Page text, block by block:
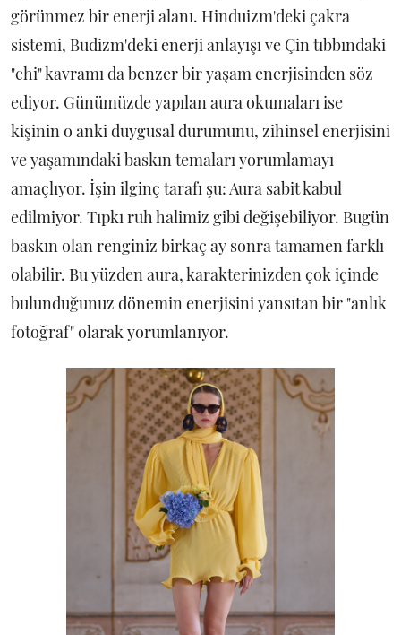
görünmez bir enerji alanı. Hinduizm'deki çakra
sistemi, Budizm'deki enerji anlayışı ve Çin tıbbındaki
"chi" kavramı da benzer bir yaşam enerjisinden söz
ediyor. Günümüzde yapılan aura okumaları ise
kişinin o anki duygusal durumunu, zihinsel enerjisini
ve yaşamındaki baskın temaları yorumlamayı
amaçlıyor. İşin ilginç tarafı şu: Aura sabit kabul
edilmiyor. Tıpkı ruh halimiz gibi değişebiliyor. Bugün
baskın olan renginiz birkaç ay sonra tamamen farklı
olabilir. Bu yüzden aura, karakterinizden çok içinde
bulunduğunuz dönemin enerjisini yansıtan bir "anlık
fotoğraf" olarak yorumlanıyor.